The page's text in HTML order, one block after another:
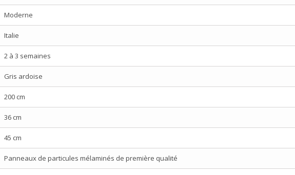
Moderne
Italie
2 à 3 semaines
Gris ardoise
200 cm
36 cm
45 cm
Panneaux de particules mélaminés de première qualité